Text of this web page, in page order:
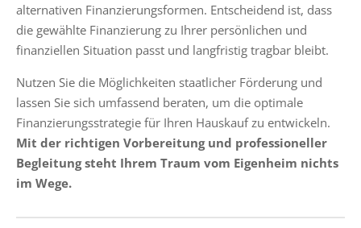
alternativen Finanzierungsformen. Entscheidend ist, dass
die gewählte Finanzierung zu Ihrer persönlichen und
finanziellen Situation passt und langfristig tragbar bleibt.
Nutzen Sie die Möglichkeiten staatlicher Förderung und
lassen Sie sich umfassend beraten, um die optimale
Finanzierungsstrategie für Ihren Hauskauf zu entwickeln.
Mit der richtigen Vorbereitung und professioneller
Begleitung steht Ihrem Traum vom Eigenheim nichts
im Wege.